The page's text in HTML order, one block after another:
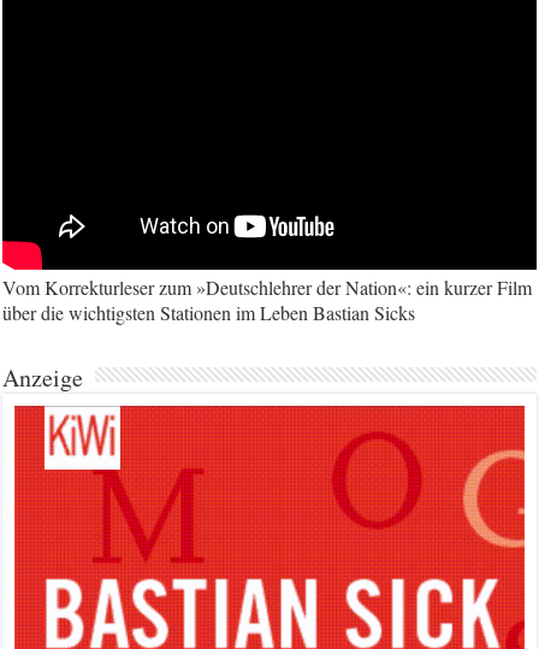
Vom Korrekturleser zum »Deutschlehrer der Nation«: ein kurzer Film
über die wichtigsten Stationen im Leben Bastian Sicks
Anzeige